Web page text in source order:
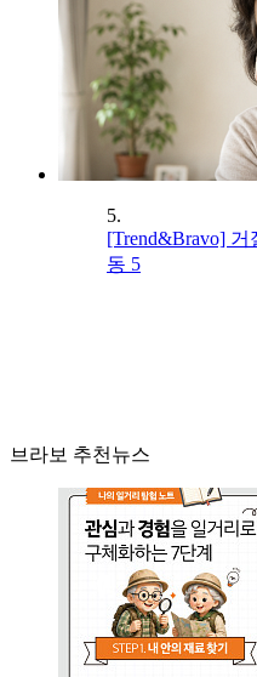
5.
[Trend&Bravo]
동 5
브라보 추천뉴스